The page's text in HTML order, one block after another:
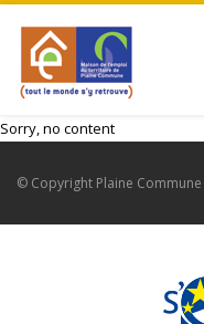
Sorry, no content
© Copyright Plaine Commune